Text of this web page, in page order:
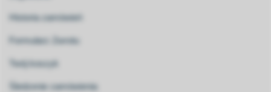
Historia zamówień
Formularz Zwrotu
Twój koszyk
Śledzenie zamówienia